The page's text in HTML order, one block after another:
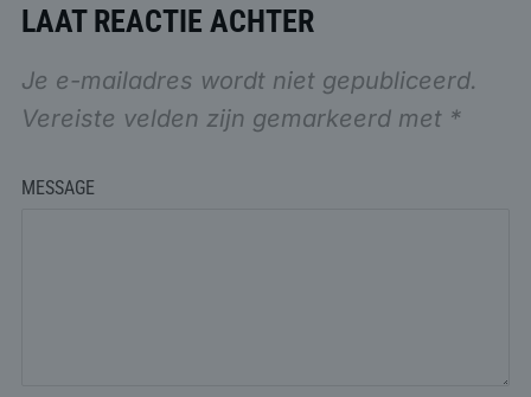
LAAT REACTIE ACHTER
Je e-mailadres wordt niet gepubliceerd.
Vereiste velden zijn gemarkeerd met *
MESSAGE